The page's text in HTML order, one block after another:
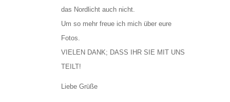
das Nordlicht auch nicht.
Um so mehr freue ich mich über eure
Fotos.
VIELEN DANK; DASS IHR SIE MIT UNS
TEILT!
Liebe Grüße